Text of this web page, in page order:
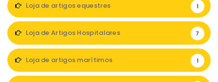
Loja de artigos equestres 1
Loja de Artigos Hospitalares 7
Loja de artigos marítimos 1